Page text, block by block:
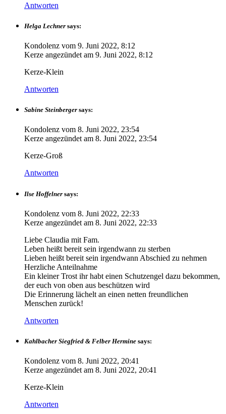
Antworten
Helga Lechner says:
Kondolenz vom 9. Juni 2022, 8:12
Kerze angezündet am 9. Juni 2022, 8:12
Kerze-Klein
Antworten
Sabine Steinberger says:
Kondolenz vom 8. Juni 2022, 23:54
Kerze angezündet am 8. Juni 2022, 23:54
Kerze-Groß
Antworten
Ilse Hoffelner says:
Kondolenz vom 8. Juni 2022, 22:33
Kerze angezündet am 8. Juni 2022, 22:33
Liebe Claudia mit Fam.
Leben heißt bereit sein irgendwann zu sterben
Lieben heißt bereit sein irgendwann Abschied zu nehmen
Herzliche Anteilnahme
Ein kleiner Trost ihr habt einen Schutzengel dazu bekommen,
der euch von oben aus beschützen wird
Die Erinnerung lächelt an einen netten freundlichen
Menschen zurück!
Antworten
Kahlbacher Siegfried & Felber Hermine says:
Kondolenz vom 8. Juni 2022, 20:41
Kerze angezündet am 8. Juni 2022, 20:41
Kerze-Klein
Antworten